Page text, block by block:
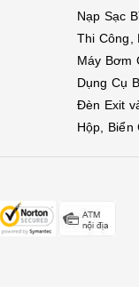
Nạp Sạc
Thi Công,
Máy Bơm
Dụng Cụ
Đèn Exit
Hộp, Biển